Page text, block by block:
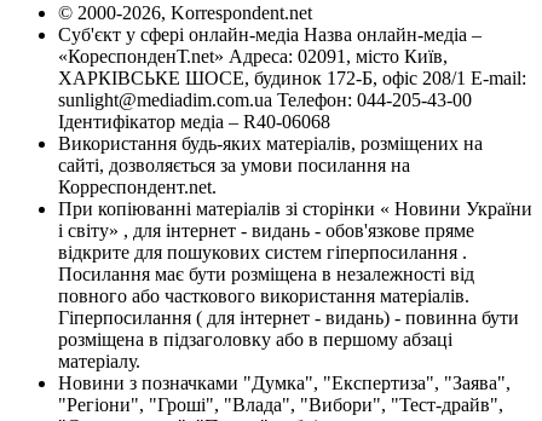
© 2000-2026, Korrespondent.net
Суб'єкт у сфері онлайн-медіа Назва онлайн-медіа –
«КореспонденТ.net» Адреса: 02091, місто Київ,
ХАРКІВСЬКЕ ШОСЕ, будинок 172-Б, офіс 208/1 E-mail:
sunlight@mediadim.com.ua Телефон: 044-205-43-00
Ідентифікатор медіа – R40-06068
Використання будь-яких матеріалів, розміщених на
сайті, дозволяється за умови посилання на
Корреспондент.net.
При копіюванні матеріалів зі сторінки « Новини України
і світу» , для інтернет - видань - обов'язкове пряме
відкрите для пошукових систем гіперпосилання .
Посилання має бути розміщена в незалежності від
повного або часткового використання матеріалів.
Гіперпосилання ( для інтернет - видань) - повинна бути
розміщена в підзаголовку або в першому абзаці
матеріалу.
Новини з позначками "Думка", "Експертиза", "Заява",
"Регіони", "Гроші", "Влада", "Вибори", "Тест-драйв",